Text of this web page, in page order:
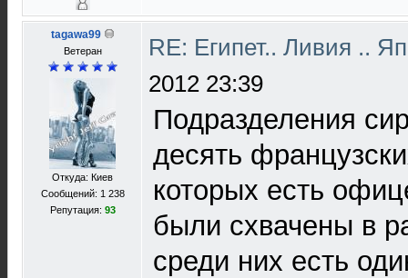
tagawa99
Ветеран
Откуда: Киев
Сообщений: 1 238
Репутация: 93
RE: Египет.. Ливия ..
2012 23:39
Подразделения
десять
которых есть
были схвачены в
среди них есть